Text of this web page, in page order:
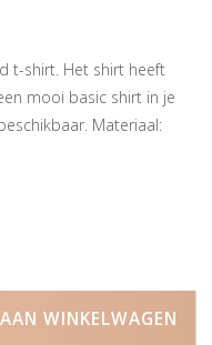
t-shirt. Het shirt heeft
mooi basic shirt in je
Materiaal:
WINKELWAGEN